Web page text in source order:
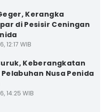
Kerangka
di Pesisir Ceningan
12:17 WIB
Keberangkatan
Nusa Penida
14:25 WIB